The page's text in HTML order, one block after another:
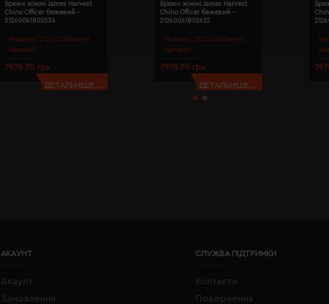
Модель: 2126006(James
Harvest)
Брюки жіночі James Harvest
Chino Officer бежевий -
21260061802534
7978.70 грн
ДЕТАЛЬНІШЕ...
Модель: 2126006(James
Harvest)
Брюки жіночі James Harvest
Chino Officer бежевий -
21260061802632
7978.70 грн
ДЕТАЛЬНІШЕ...
АКАУНТ
Акаунт
Замовлення
СЛУЖБА ПІДТРИМКИ
Контакти
Повернення